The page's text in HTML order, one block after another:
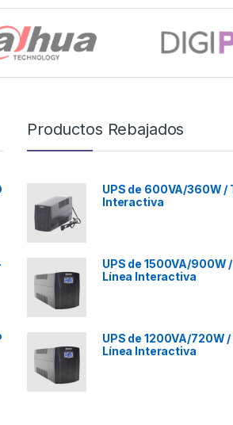
Productos Rebajados
UPS de 600VA/360W /
Interactiva
UPS de 1500VA/900W
Línea Interactiva
UPS de 1200VA/720W
Línea Interactiva